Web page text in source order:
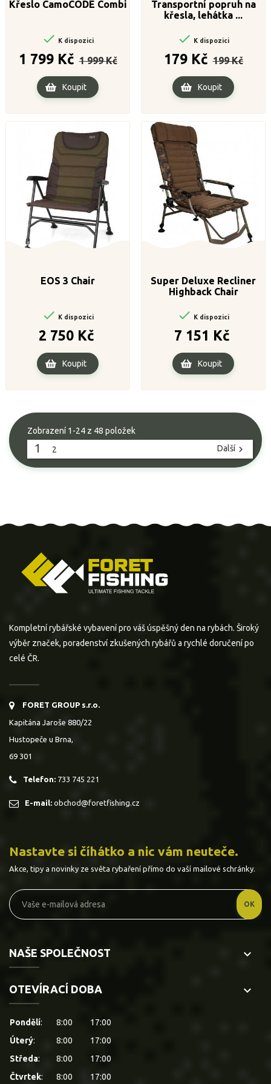
Křeslo CamoCODE Combi
 K dispozici
1 799 Kč cena
1 999 Kč
Cena
Koupit
Transportní popruh na
křesla, lehátka ...
 K dispozici
179 Kč cena
199 Kč
Cena
Koupit
EOS 3 Chair
 K dispozici
2 750 Kč
Koupit
Super Deluxe Recliner
Highback Chair
 K dispozici
7 151 Kč
Koupit
Zobrazení 1-24 z 48 položek
1 2 Další 
Kompletní rybářské vybavení pro váš úspěšný den na rybách. Široký
výběr značek, poradenství zkušených rybářů a rychlé doručení po
celé ČR.
FORET GROUP s.r.o.
Kapitána Jaroše 880/22
Hustopeče u Brna,
69 301
Telefon: 733 745 221
E-mail: obchod@foretfishing.cz
Nastavte si číhátko a nic vám neuteče.
Akce, tipy a novinky ze světa rybaření přímo do vaší mailové schránky.
NAŠE SPOLEČNOST keyboard_arrow_down
OTEVÍRACÍ DOBA keyboard_arrow_down
Pondělí: 8:00
17:00
Úterý: 8:00
17:00
Středa: 8:00
17:00
Čtvrtek: 8:00 17:00